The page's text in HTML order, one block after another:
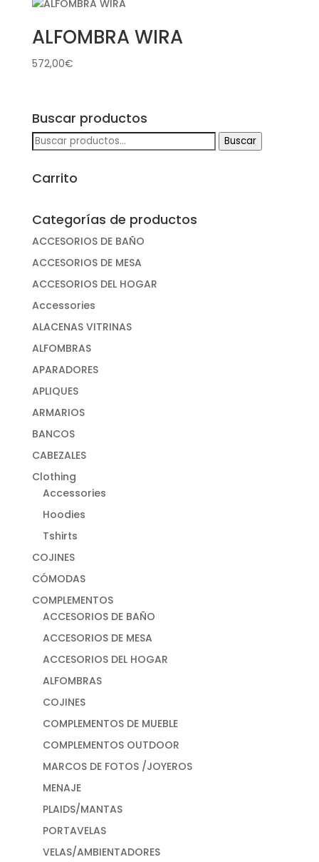
ALFOMBRA WIRA
572,00€
Buscar productos
Buscar
por:
Buscar
Carrito
Categorías de productos
ACCESORIOS DE BAÑO
ACCESORIOS DE MESA
ACCESORIOS DEL HOGAR
Accessories
ALACENAS VITRINAS
ALFOMBRAS
APARADORES
APLIQUES
ARMARIOS
BANCOS
CABEZALES
Clothing
Accessories
Hoodies
Tshirts
COJINES
CÓMODAS
COMPLEMENTOS
ACCESORIOS DE BAÑO
ACCESORIOS DE MESA
ACCESORIOS DEL HOGAR
ALFOMBRAS
COJINES
COMPLEMENTOS DE MUEBLE
COMPLEMENTOS OUTDOOR
MARCOS DE FOTOS /JOYEROS
MENAJE
PLAIDS/MANTAS
PORTAVELAS
VELAS/AMBIENTADORES